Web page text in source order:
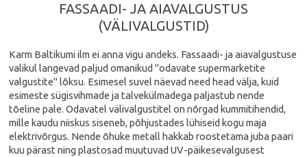
FASSAADI- JA AIAVALGUSTUS
(VÄLIVALGUSTID)
Karm Baltikumi ilm ei anna vigu andeks. Fassaadi- ja aiavalgustuse
valikul langevad paljud omanikud "odavate supermarketite
valgustite" lõksu. Esimesel suvel näevad need head välja, kuid
esimeste sügisvihmade ja talvekülmadega paljastub nende
tõeline pale. Odavatel välivalgustitel on nõrgad kummitihendid,
mille kaudu niiskus siseneb, põhjustades lühiseid kogu maja
elektrivõrgus. Nende õhuke metall hakkab roostetama juba paari
kuu pärast ning plastosad muutuvad UV-päikesevalgusest